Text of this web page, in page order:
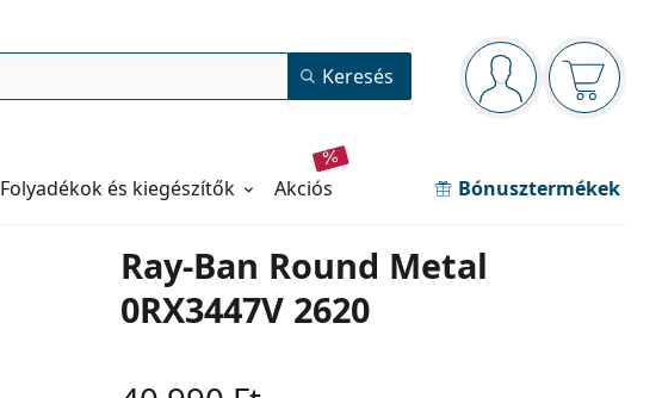
Navigációs panel
Bejelentkezve
Kosara
Keresés
Folyadékok és kiegészítők akciós Bónusztermékek
Ray-Ban Round Metal
0RX3447V 2620